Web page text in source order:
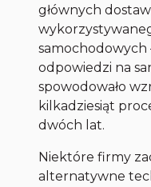
głównych
samochodowych
odpowiedzi na
spowodowało
kilkadziesiąt
dwóch lat.
Niektóre firmy
alternatywne